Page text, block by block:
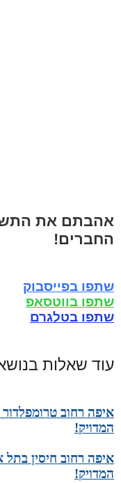
אהבתם את
החברים!
שתפו בפייסבוק
שתפו בווטסאפ
שתפו בטלגרם
עוד שאלות
איפה רחוב
המדויק!
איפה רחוב חיסין
המדויק!